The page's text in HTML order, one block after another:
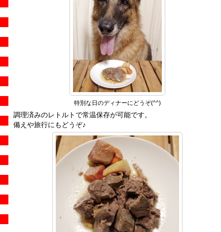
特別な日のディナーにどうぞ(^^)
調理済みのレトルトで常温保存が可能です。
備えや旅行にもどうぞ♪